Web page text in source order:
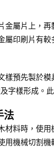
金屬片上，
屬印刷片有
樣預先製於
字樣形成。
法
材料時，使
用機械切割